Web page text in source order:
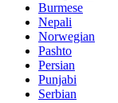
Burmese
Nepali
Norwegian
Pashto
Persian
Punjabi
Serbian